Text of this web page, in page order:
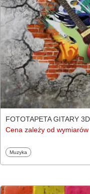
FOTOTAPETA GITARY
Cena zależy od wymiarów
Fototapety
Muzyka